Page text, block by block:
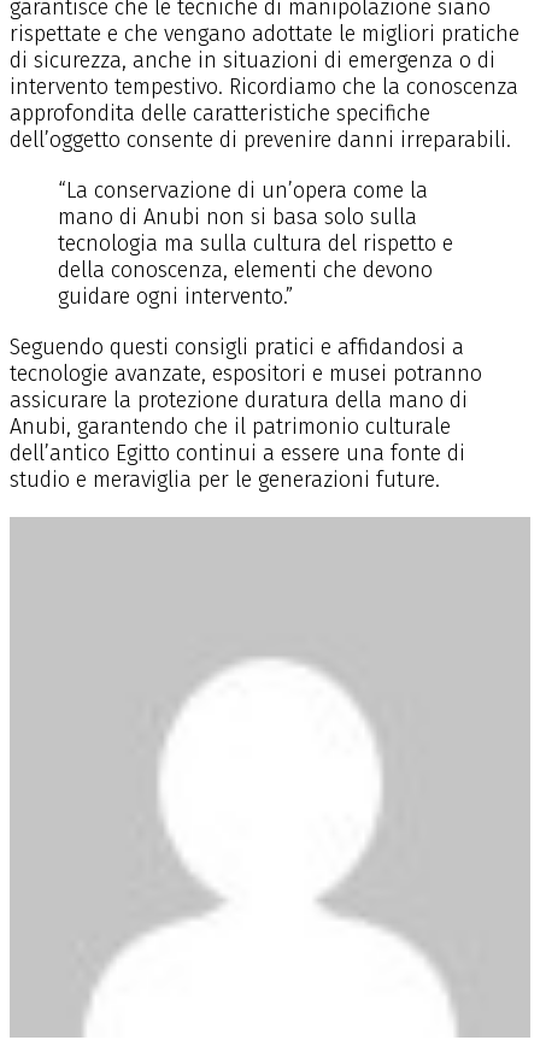
garantisce che le tecniche di manipolazione siano
rispettate e che vengano adottate le migliori pratiche
di sicurezza, anche in situazioni di emergenza o di
intervento tempestivo. Ricordiamo che la conoscenza
approfondita delle caratteristiche specifiche
dell’oggetto consente di prevenire danni irreparabili.
“La conservazione di un’opera come la
mano di Anubi non si basa solo sulla
tecnologia ma sulla cultura del rispetto e
della conoscenza, elementi che devono
guidare ogni intervento.”
Seguendo questi consigli pratici e affidandosi a
tecnologie avanzate, espositori e musei potranno
assicurare la protezione duratura della mano di
Anubi, garantendo che il patrimonio culturale
dell’antico Egitto continui a essere una fonte di
studio e meraviglia per le generazioni future.